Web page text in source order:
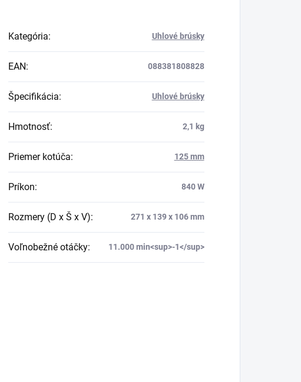
Kategória: Uhlové brúsky
EAN: 088381808828
Špecifikácia: Uhlové brúsky
Hmotnosť: 2,1 kg
Priemer kotúča: 125 mm
Príkon: 840 W
Rozmery (D x Š x V): 271 x 139 x 106 mm
Voľnobežné otáčky: 11.000 min<sup>-1</sup>